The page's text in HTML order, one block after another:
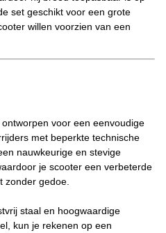
set geschikt voor een grote
willen voorzien van een
voor een eenvoudige
met beperkte technische
nauwkeurige en stevige
je scooter een verbeterde
zonder gedoe.
staal en hoogwaardige
kun je rekenen op een